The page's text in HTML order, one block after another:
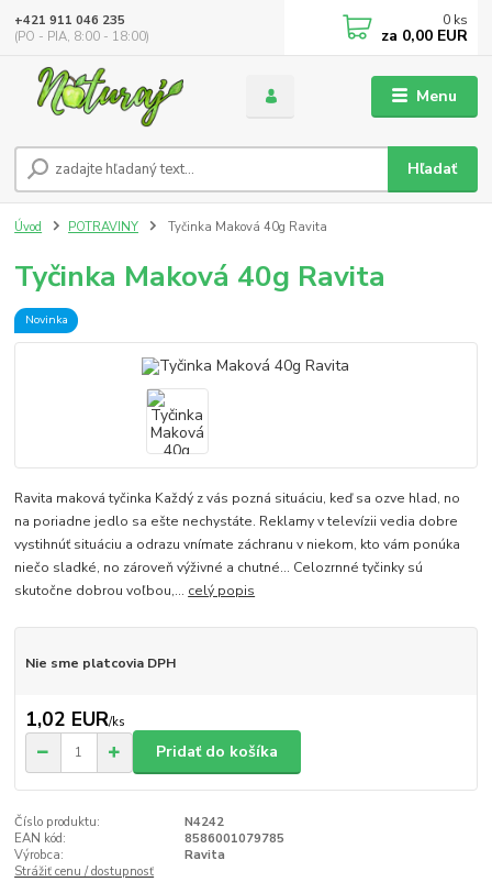
Menu
Hľadať
+421 911 046 235
(PO - PIA, 8:00 - 18:00)
0 ks
za 0,00 EUR
Úvod POTRAVINY Tyčinka Maková 40g Ravita
Tyčinka Maková 40g Ravita
Novinka
Ravita maková tyčinka Každý z vás pozná situáciu, keď sa ozve hlad, no
na poriadne jedlo sa ešte nechystáte. Reklamy v televízii vedia dobre
vystihnúť situáciu a odrazu vnímate záchranu v niekom, kto vám ponúka
niečo sladké, no zároveň výživné a chutné... Celozrnné tyčinky sú
skutočne dobrou voľbou,... celý popis
Nie sme platcovia DPH
1,02 EUR/ks
Pridať do košíka
Číslo produktu:
N4242
EAN kód:
8586001079785
Výrobca:
Ravita
Strážiť cenu / dostupnosť